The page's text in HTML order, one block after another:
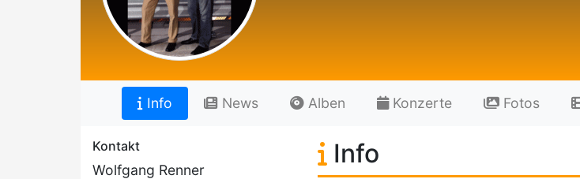
Info News Alben Konzerte Fotos
Kontakt
Wolfgang Renner
Info